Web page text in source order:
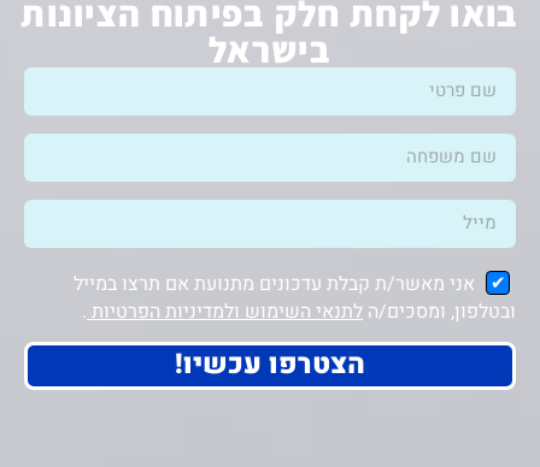
בואו לקחת חלק בפיתוח הציונות
בישראל
אני מאשר/ת קבלת עדכונים מתנועת אם תרצו במייל
ובטלפון, ומסכים/ה לתנאי השימוש ולמדיניות הפרטיות.
הצטרפו עכשיו!